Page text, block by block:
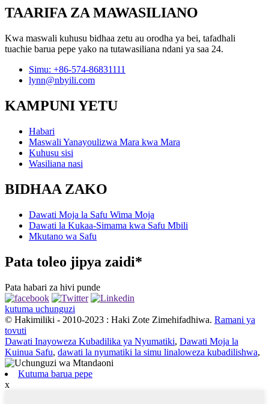
TAARIFA ZA MAWASILIANO
Kwa maswali kuhusu bidhaa zetu au orodha ya bei, tafadhali
tuachie barua pepe yako na tutawasiliana ndani ya saa 24.
Simu: +86-574-86831111
lynn@nbyili.com
KAMPUNI YETU
Habari
Maswali Yanayoulizwa Mara kwa Mara
Kuhusu sisi
Wasiliana nasi
BIDHAA ZAKO
Dawati Moja la Safu Wima Moja
Dawati la Kukaa-Simama kwa Safu Mbili
Mkutano wa Safu
Pata toleo jipya zaidi*
Pata habari za hivi punde
kutuma uchunguzi
© Hakimiliki - 2010-2023 : Haki Zote Zimehifadhiwa. Ramani ya
tovuti
Dawati Inayoweza Kubadilika ya Nyumatiki, Dawati Moja la
Kuinua Safu, dawati la nyumatiki la simu linaloweza kubadilishwa,
Kutuma barua pepe
x